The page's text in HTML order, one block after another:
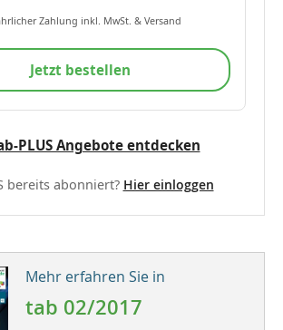
Zahlung inkl. MwSt. & Versand
Jetzt bestellen
PLUS Angebote entdecken
bereits abonniert? Hier einloggen
Mehr erfahren Sie in
tab 02/2017